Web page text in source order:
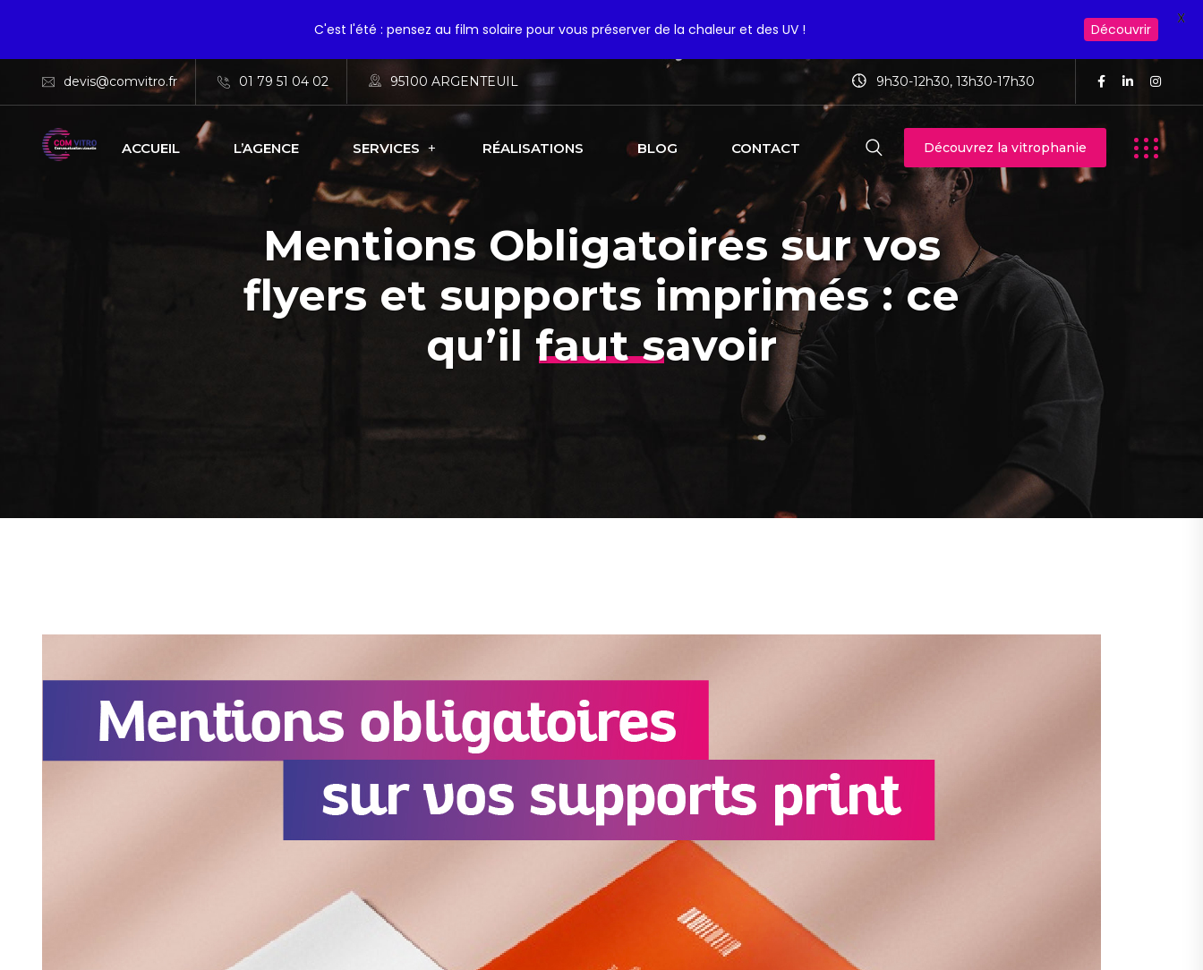
devis@comvitro.fr 01 79 51 04 02 95100 ARGENTEUIL 9h30-12h30, 13h30-17h30
ACCUEIL L’AGENCE SERVICES RÉALISATIONS BLOG CONTACT Découvrez la vitrophanie
Mentions Obligatoires sur vos
flyers et supports imprimés : ce
qu’il faut savoir
C'est l'été : pensez au film solaire pour vous préserver de la chaleur et des UV ! Découvrir
X